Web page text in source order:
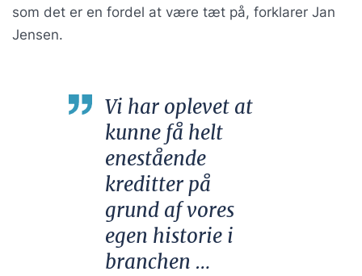
som det er en fordel at være tæt på, forklarer Jan
Jensen.
Vi har oplevet at
kunne få helt
enestående
kreditter på
grund af vores
egen historie i
branchen …